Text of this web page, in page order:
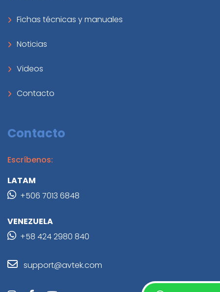
Fichas técnicas y manuales
Noticias
Videos
Contacto
Contacto
Escríbenos:
LATAM
+506 7013 6848
VENEZUELA
+58 424 2980 840
support@avtek.com